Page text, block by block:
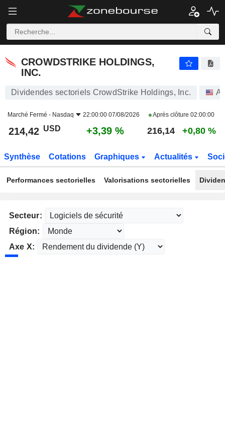
CROWDSTRIKE HOLDINGS,
INC.
Dividendes sectoriels CrowdStrike Holdings, Inc.
Marché Fermé - Nasdaq 22:00:00 07/08/2026 Après clôture 02:00:00
214,42 USD +3,39 % 216,14 +0,80 %
Synthèse Cotations Graphiques Actualités
Performances sectorielles Valorisations sectorielles
Secteur:
Région:
Axe X: